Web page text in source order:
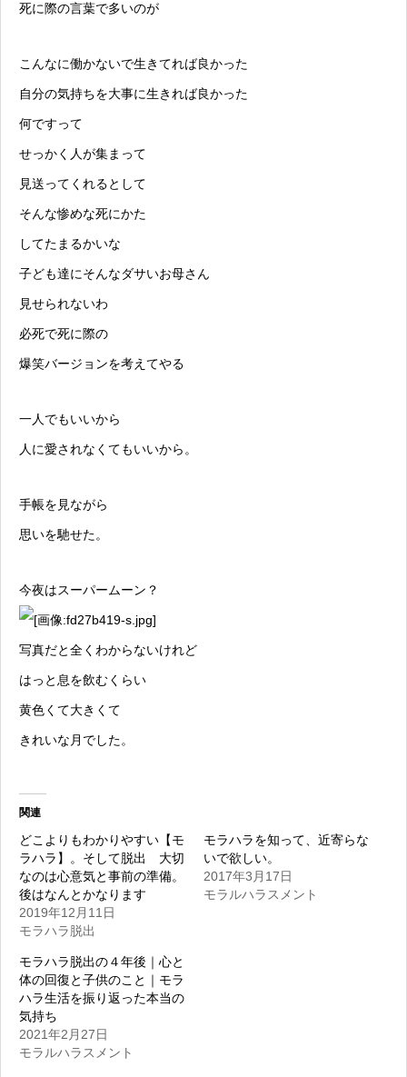
死に際の言葉で多いのが
こんなに働かないで生きてれば良かった
自分の気持ちを大事に生きれば良かった
何ですって
せっかく人が集まって
見送ってくれるとして
そんな惨めな死にかた
してたまるかいな
子ども達にそんなダサいお母さん
見せられないわ
必死で死に際の
爆笑バージョンを考えてやる
一人でもいいから
人に愛されなくてもいいから。
手帳を見ながら
思いを馳せた。
今夜はスーパームーン ？
写真だと全くわからないけれど
はっと息を飲むくらい
黄色くて大きくて
きれいな月でした。
関連
どこよりもわかりやすい【モ
ラハラ】。そして脱出 大切
なのは心意気と事前の準備。
後はなんとかなります
2019年12月11日
モラハラ脱出
モラハラを知って、近寄らな
いで欲しい。
2017年3月17日
モラルハラスメント
モラハラ脱出の４年後｜心と
体の回復と子供のこと｜モラ
ハラ生活を振り返った本当の
気持ち
2021年2月27日
モラルハラスメント